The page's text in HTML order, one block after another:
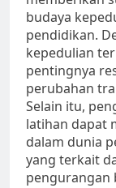
budaya
pendidikan.
kepedulian
pentingnya
perubahan
Selain itu,
latihan dapat
dalam dunia
yang terkait
pengurangan